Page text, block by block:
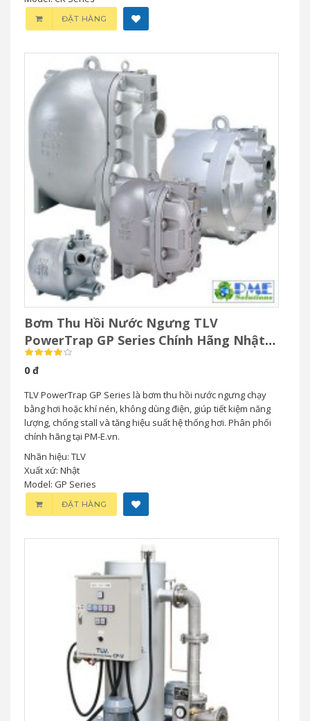
ĐẶT HÀNG
Bơm Thu Hồi Nước Ngưng TLV
PowerTrap GP Series Chính Hãng Nhật
Bản
0 đ
TLV PowerTrap GP Series là bơm thu hồi nước ngưng chạy
bằng hơi hoặc khí nén, không dùng điện, giúp tiết kiệm năng
lượng, chống stall và tăng hiệu suất hệ thống hơi. Phân phối
chính hãng tại PM-E.vn.
Nhãn hiệu: TLV
Xuất xứ: Nhật
Model: GP Series
ĐẶT HÀNG